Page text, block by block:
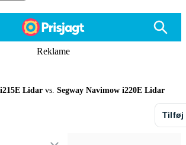
Reklame
Lidar vs. Segway Navimow i220E Lidar
Tilføj